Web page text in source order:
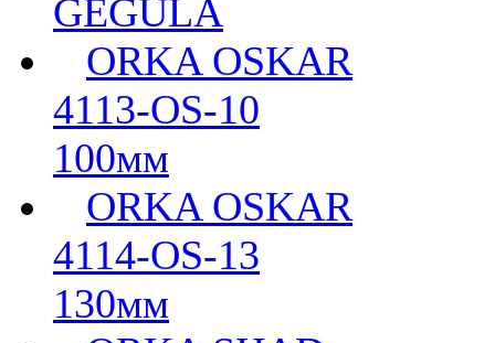
GEGULA
ORKA OSKAR
4113-OS-10
100мм
ORKA OSKAR
4114-OS-13
130мм